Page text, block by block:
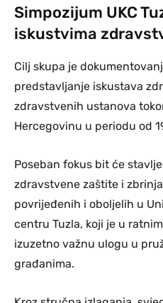
Simpozijum UKC
iskustvima
Cilj skupa je
predstavljanje iskustava
zdravstvenih ustanova
Hercegovinu u periodu od
Poseban fokus bit će
zdravstvene zaštite i
povrijeđenih i oboljelih u
centru Tuzla, koji je u
izuzetno važnu ulogu u
građanima.